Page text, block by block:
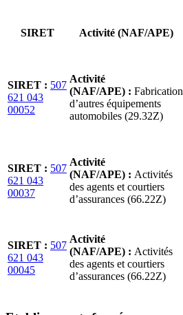
SIRET Activité (NAF/APE)
SIRET : 507
621 043
00052
Activité
(NAF/APE) : Fabrication
d’autres équipements
automobiles (29.32Z)
SIRET : 507
621 043
00037
Activité
(NAF/APE) : Activités
des agents et courtiers
d’assurances (66.22Z)
SIRET : 507
621 043
00045
Activité
(NAF/APE) : Activités
des agents et courtiers
d’assurances (66.22Z)